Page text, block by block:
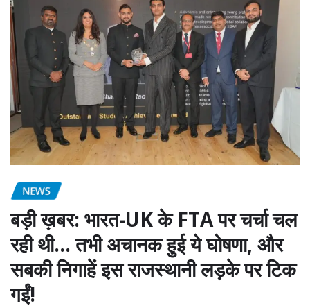
NEWS
बड़ी ख़बर: भारत-UK के FTA पर चर्चा चल
रही थी… तभी अचानक हुई ये घोषणा, और
सबकी निगाहें इस राजस्थानी लड़के पर टिक
गईं!